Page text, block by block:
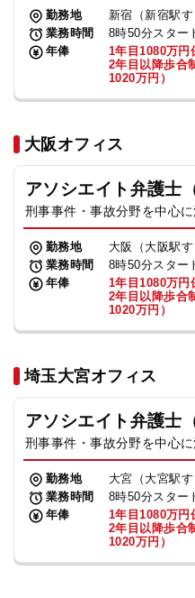
勤務地
新宿（新宿駅す
業務時間
8時50分スター
年俸
1年目1080万円
2年目以降歩合
1020万円）
大阪オフィス
アソシエイト弁護士
刑事事件・事故分野を中心
勤務地
大阪（大阪駅す
業務時間
8時50分スター
年俸
1年目1080万円
2年目以降歩合
1020万円）
埼玉大宮オフィス
アソシエイト弁護士
刑事事件・事故分野を中心
勤務地
大宮（大宮駅す
業務時間
8時50分スター
年俸
1年目1080万円
2年目以降歩合
1020万円）
特設サイト
相談先情報サイト
法人グループ
プライバシーポリシー
TikTok受賞